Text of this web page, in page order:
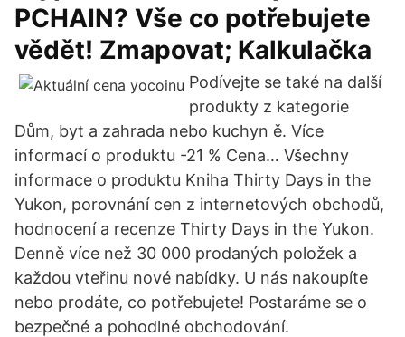
PCHAIN? Vše co potřebujete
vědět! Zmapovat; Kalkulačka
Podívejte se také na další
produkty z kategorie
Dům, byt a zahrada nebo kuchyn ě. Více
informací o produktu -21 % Cena… Všechny
informace o produktu Kniha Thirty Days in the
Yukon, porovnání cen z internetových obchodů,
hodnocení a recenze Thirty Days in the Yukon.
Denně více než 30 000 prodaných položek a
každou vteřinu nové nabídky. U nás nakoupíte
nebo prodáte, co potřebujete! Postaráme se o
bezpečné a pohodlné obchodování.